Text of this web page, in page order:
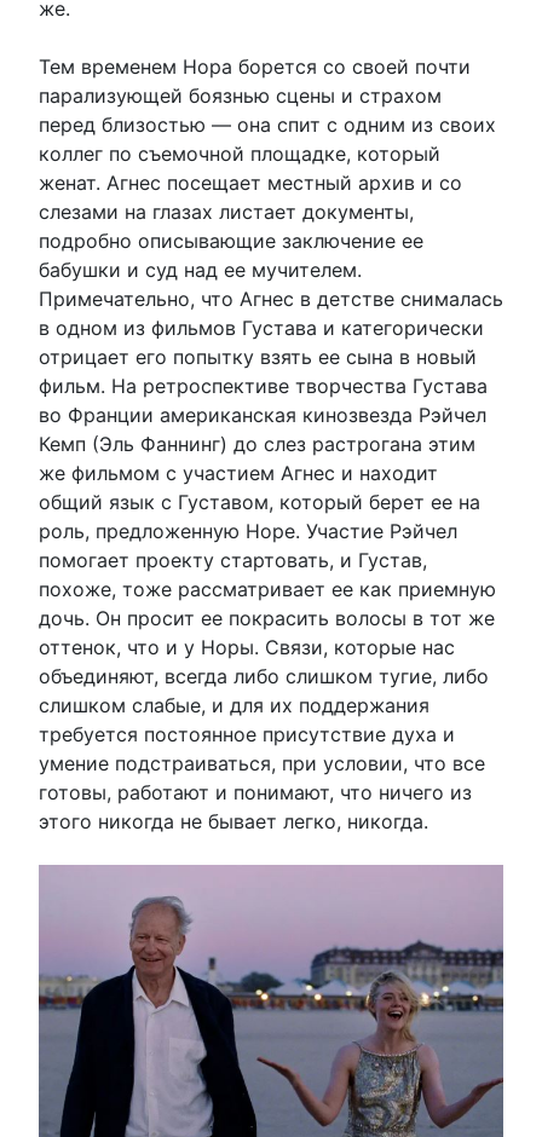
же.
Тем временем Нора борется со своей почти
парализующей боязнью сцены и страхом
перед близостью — она спит с одним из своих
коллег по съемочной площадке, который
женат. Агнес посещает местный архив и со
слезами на глазах листает документы,
подробно описывающие заключение ее
бабушки и суд над ее мучителем.
Примечательно, что Агнес в детстве снималась
в одном из фильмов Густава и категорически
отрицает его попытку взять ее сына в новый
фильм. На ретроспективе творчества Густава
во Франции американская кинозвезда Рэйчел
Кемп (Эль Фаннинг) до слез растрогана этим
же фильмом с участием Агнес и находит
общий язык с Густавом, который берет ее на
роль, предложенную Норе. Участие Рэйчел
помогает проекту стартовать, и Густав,
похоже, тоже рассматривает ее как приемную
дочь. Он просит ее покрасить волосы в тот же
оттенок, что и у Норы. Связи, которые нас
объединяют, всегда либо слишком тугие, либо
слишком слабые, и для их поддержания
требуется постоянное присутствие духа и
умение подстраиваться, при условии, что все
готовы, работают и понимают, что ничего из
этого никогда не бывает легко, никогда.